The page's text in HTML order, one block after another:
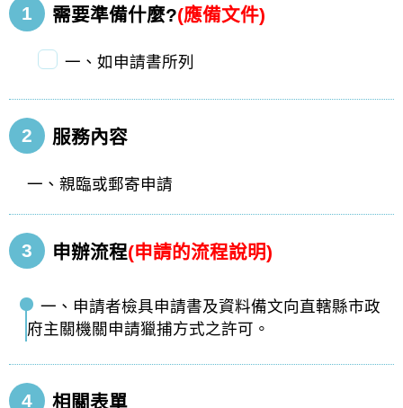
1 需要準備什麼?(應備文件)
一、如申請書所列
2 服務內容
一、親臨或郵寄申請
3 申辦流程(申請的流程說明)
一、申請者檢具申請書及資料備文向直轄縣市政
府主關機關申請獵捕方式之許可。
4 相關表單